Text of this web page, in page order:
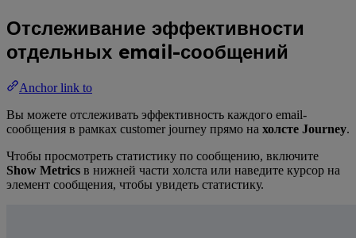
Отслеживание эффективности
отдельных email-сообщений
Anchor link to
Вы можете отслеживать эффективность каждого email-
сообщения в рамках customer journey прямо на холсте Journey.
Чтобы просмотреть статистику по сообщению, включите
Show Metrics в нижней части холста или наведите курсор на
элемент сообщения, чтобы увидеть статистику.